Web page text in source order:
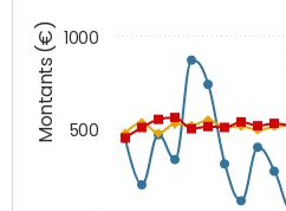
Montants (€) 500
1000